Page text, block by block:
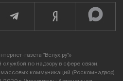
газета "Вслух.ру"»
по надзору в сфере связи,
коммуникаций (Роскомнадзор),